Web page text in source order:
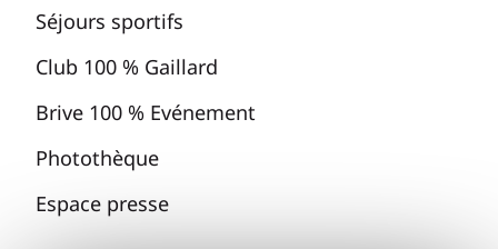
Séjours sportifs
Club 100 % Gaillard
Brive 100 % Evénement
Photothèque
Espace presse